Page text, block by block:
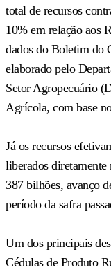
total de recursos
10% em relação aos
dados do Boletim do
elaborado pelo
Setor Agropecuário
Agrícola, com base
Já os recursos
liberados
387 bilhões, avanço
período da safra
Um dos principais
Cédulas de Produto